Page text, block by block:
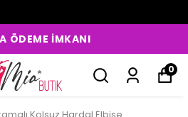
ÖDEME İMKANI
0